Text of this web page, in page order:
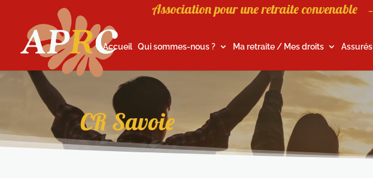
Association pour une retraite convenable –
Accueil Qui sommes-nous ? Ma retraite / Mes droits
CR Savoie